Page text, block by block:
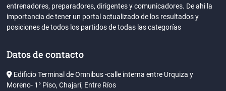
entrenadores, preparadores, dirigentes y comunicadores. De ahi la
importancia de tener un portal actualizado de los resultados y
posiciones de todos los partidos de todas las categorías
Datos de contacto
Edificio Terminal de Omnibus -calle interna entre Urquiza y
Moreno- 1° Piso, Chajarí, Entre Ríos